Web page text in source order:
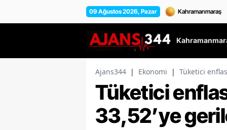
09 Ağustos 2026, Pazar
Ajans344 | Ekonomi | Tüketici
Tüketici
33,52’ye